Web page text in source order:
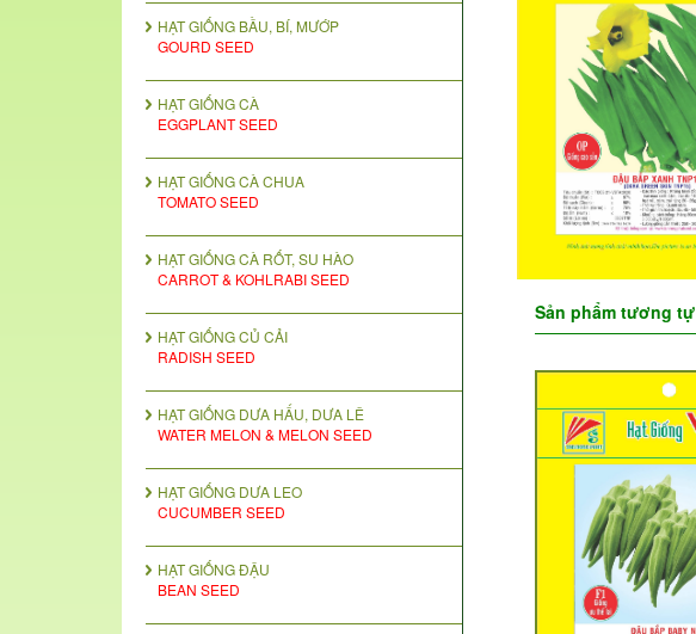
HẠT GIỐNG BẦU, BÍ, MƯỚP
GOURD SEED
HẠT GIỐNG CÀ
EGGPLANT SEED
HẠT GIỐNG CÀ CHUA
TOMATO SEED
HẠT GIỐNG CÀ RỐT, SU HÀO
CARROT & KOHLRABI SEED
HẠT GIỐNG CỦ CẢI
RADISH SEED
HẠT GIỐNG DƯA HẤU, DƯA LÊ
WATER MELON & MELON SEED
HẠT GIỐNG DƯA LEO
CUCUMBER SEED
HẠT GIỐNG ĐẬU
BEAN SEED
Sản phẩm tương tự